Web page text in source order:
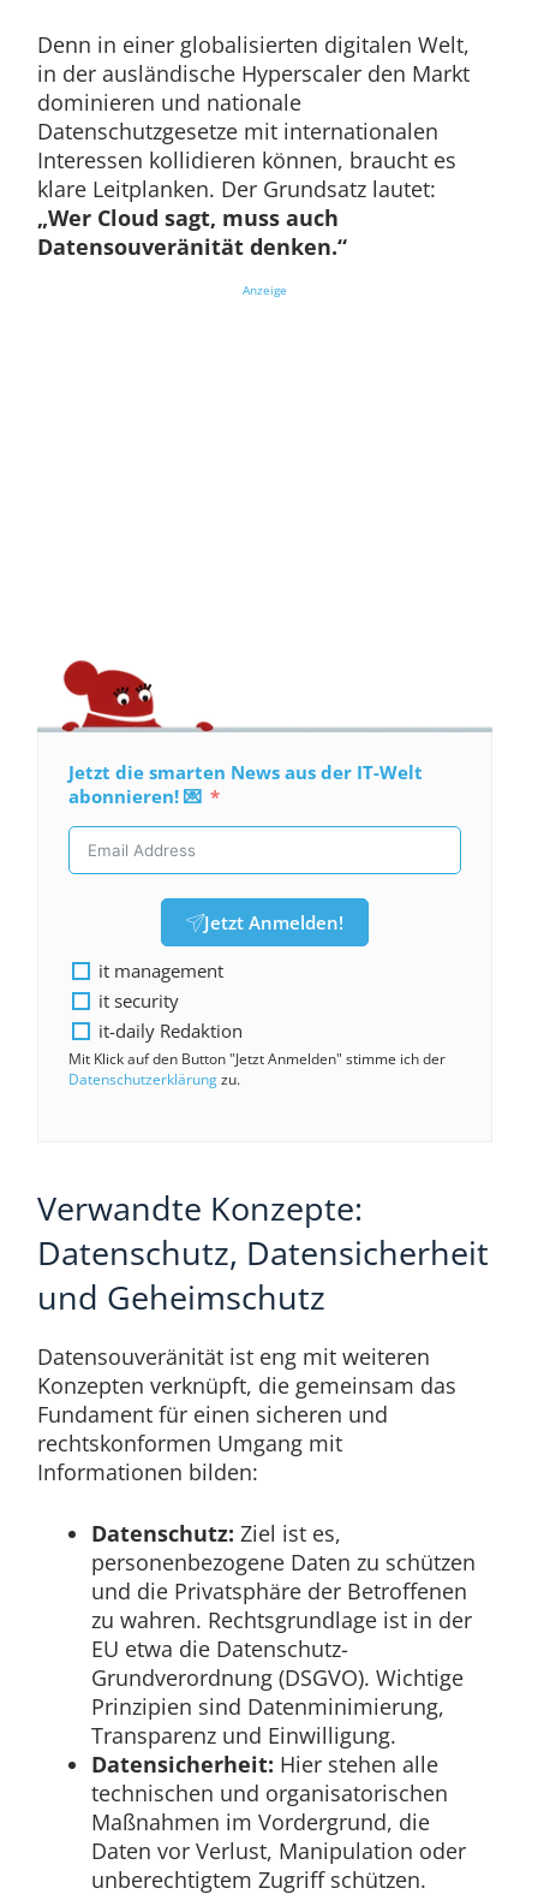
Denn in einer globalisierten digitalen Welt,
in der ausländische Hyperscaler den Markt
dominieren und nationale
Datenschutzgesetze mit internationalen
Interessen kollidieren können, braucht es
klare Leitplanken. Der Grundsatz lautet:
„Wer Cloud sagt, muss auch
Datensouveränität denken.“
Anzeige
Jetzt die smarten News aus der IT-Welt
abonnieren! 💌
Jetzt Anmelden!
it management
it security
it-daily Redaktion
Mit Klick auf den Button "Jetzt Anmelden" stimme ich der
Datenschutzerklärungzu.
Verwandte Konzepte:
Datenschutz, Datensicherheit
und Geheimschutz
Datensouveränität ist eng mit weiteren
Konzepten verknüpft, die gemeinsam das
Fundament für einen sicheren und
rechtskonformen Umgang mit
Informationen bilden:
Datenschutz: Ziel ist es,
personenbezogene Daten zu schützen
und die Privatsphäre der Betroffenen
zu wahren. Rechtsgrundlage ist in der
EU etwa die Datenschutz-
Grundverordnung (DSGVO). Wichtige
Prinzipien sind Datenminimierung,
Transparenz und Einwilligung.
Datensicherheit: Hier stehen alle
technischen und organisatorischen
Maßnahmen im Vordergrund, die
Daten vor Verlust, Manipulation oder
unberechtigtem Zugriff schützen.